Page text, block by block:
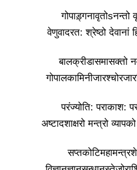
गोपाड़्गनावृतोsनन्तो
वेणुवादरत: श्रेष्ठो
बालक्रीडासमासक्तो
परंज्योति: पराकाश:
अष्टादशाक्षरो मन्त्रो